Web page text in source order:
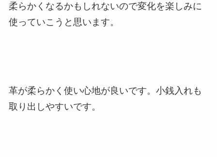
柔らかくなるかもしれないので変化を楽しみに
使っていこうと思います。
革が柔らかく使い心地が良いです。小銭入れも
取り出しやすいです。